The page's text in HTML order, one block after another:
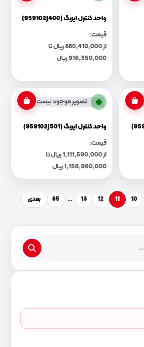
واحد کنترل ایربگ (959102J400)
قیمت:
از 880,410,000 ریال تا
916,350,000 ریال
تصویر موجود نیست
واحد کنترل ایربگ (959102J501)
قیمت:
از 1,111,590,000 ریال تا
1,156,960,000 ریال
10
11
12
13
…
85 بعدی